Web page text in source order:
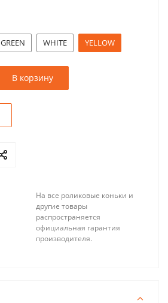
GREEN WHITE YELLOW
В корзину
На все роликовые коньки и
другие товары
распространяется
официальная гарантия
производителя.